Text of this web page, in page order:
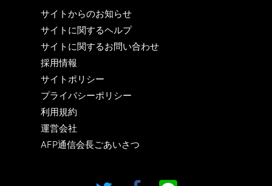
サイトからのお知らせ
サイトに関するヘルプ
サイトに関するお問い合わせ
採用情報
サイトポリシー
プライバシーポリシー
利用規約
運営会社
AFP通信会長ごあいさつ